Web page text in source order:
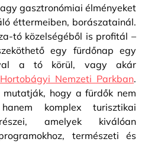
gasztronómiai élményeket
éttermeiben, borászatainál.
tó közelségéből is profitál –
egy fürdőnap egy
a tó körül, vagy akár
Hortobágyi Nemzeti Parkban.
hogy a fürdők nem
komplex turisztikai
amelyek kiválóan
természeti és